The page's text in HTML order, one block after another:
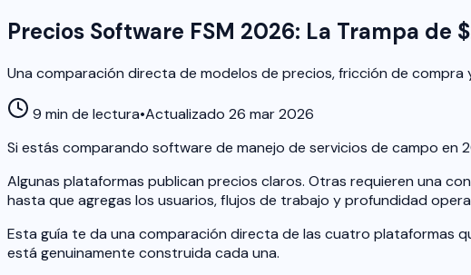
Precios Software FSM 2026: La Trampa de
Una comparación directa de modelos de precios, fricción de
9 min de lectura•Actualizado 26 mar 2026
Si estás comparando software de manejo de servicios de campo en
Algunas plataformas publican precios claros. Otras requieren una
hasta que agregas los usuarios, flujos de trabajo y profundidad
Esta guía te da una comparación directa de las cuatro plataformas
está genuinamente construida cada una.